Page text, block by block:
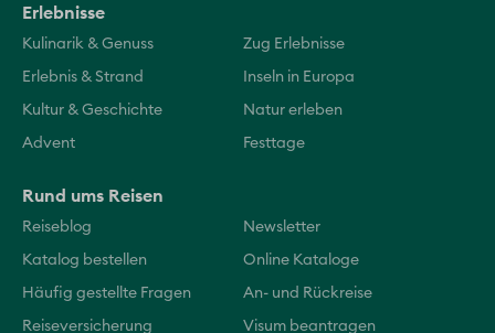
Erlebnisse
Kulinarik & Genuss Zug Erlebnisse
Erlebnis & Strand Inseln in Europa
Kultur & Geschichte Natur erleben
Advent Festtage
Rund ums Reisen
Reiseblog Newsletter
Katalog bestellen Online Kataloge
Häufig gestellte Fragen An- und Rückreise
Reiseversicherung Visum beantragen